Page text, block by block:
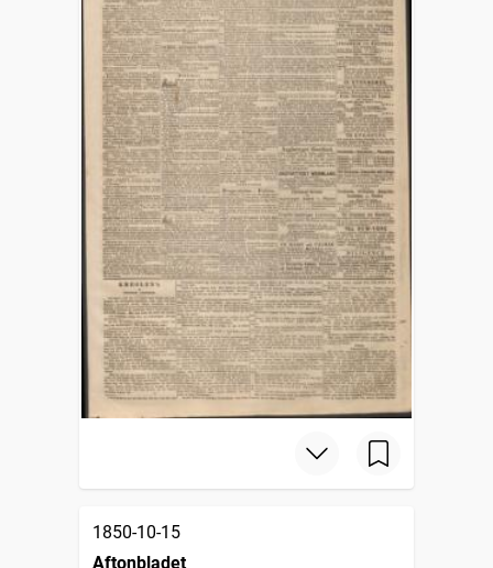
1850-10-15
Aftonbladet